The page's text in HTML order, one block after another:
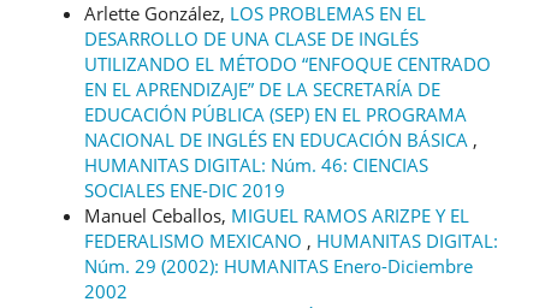
Arlette González, LOS PROBLEMAS EN EL
DESARROLLO DE UNA CLASE DE INGLÉS
UTILIZANDO EL MÉTODO “ENFOQUE CENTRADO
EN EL APRENDIZAJE” DE LA SECRETARÍA DE
EDUCACIÓN PÚBLICA (SEP) EN EL PROGRAMA
NACIONAL DE INGLÉS EN EDUCACIÓN BÁSICA ,
HUMANITAS DIGITAL: Núm. 46: CIENCIAS
SOCIALES ENE-DIC 2019
Manuel Ceballos, MIGUEL RAMOS ARIZPE Y EL
FEDERALISMO MEXICANO , HUMANITAS DIGITAL:
Núm. 29 (2002): HUMANITAS Enero-Diciembre
2002